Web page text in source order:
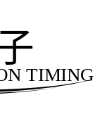
TIMING